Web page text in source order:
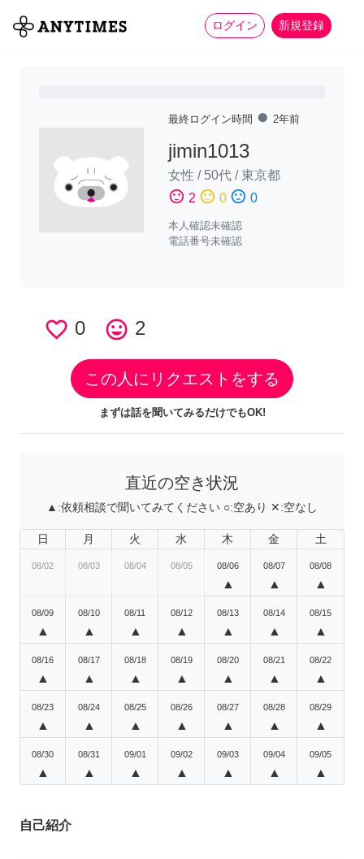
ログイン 新規登録
全て 家事 more_horiz
最終ログイン時間 fiber_manual_record 2年前
jimin1013
女性 / 50代 /東京都
sentiment_satisfied 2 sentiment_neutral 0 sentiment_dissatisfied 0
本人確認未確認
電話番号未確認
favorite_border 0 tag_faces 2
この人にリクエストをする
まずは話を聞いてみるだけでもOK!
直近の空き状況
▲:依頼相談で聞いてみてください ○:空あり ✕:空なし
日 月 火 水 木 金 土
08/02 08/03 08/04 08/05 08/06
▲
08/07
▲
08/08
▲
08/09
▲
08/10
▲
08/11
▲
08/12
▲
08/13
▲
08/14
▲
08/15
▲
08/16
▲
08/17
▲
08/18
▲
08/19
▲
08/20
▲
08/21
▲
08/22
▲
08/23
▲
08/24
▲
08/25
▲
08/26
▲
08/27
▲
08/28
▲
08/29
▲
08/30
▲
08/31
▲
09/01
▲
09/02
▲
09/03
▲
09/04
▲
09/05
▲
自己紹介